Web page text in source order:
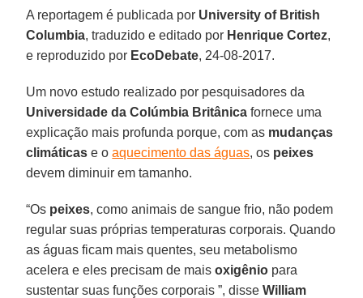
A reportagem é publicada por University of British
Columbia, traduzido e editado por Henrique Cortez,
e reproduzido por EcoDebate, 24-08-2017.
Um novo estudo realizado por pesquisadores da
Universidade da Colúmbia Britânica fornece uma
explicação mais profunda porque, com as mudanças
climáticas e oaquecimento das águas, os peixes
devem diminuir em tamanho.
“Os peixes, como animais de sangue frio, não podem
regular suas próprias temperaturas corporais. Quando
as águas ficam mais quentes, seu metabolismo
acelera e eles precisam de maisoxigênio para
sustentar suas funções corporais ”, disseWilliam